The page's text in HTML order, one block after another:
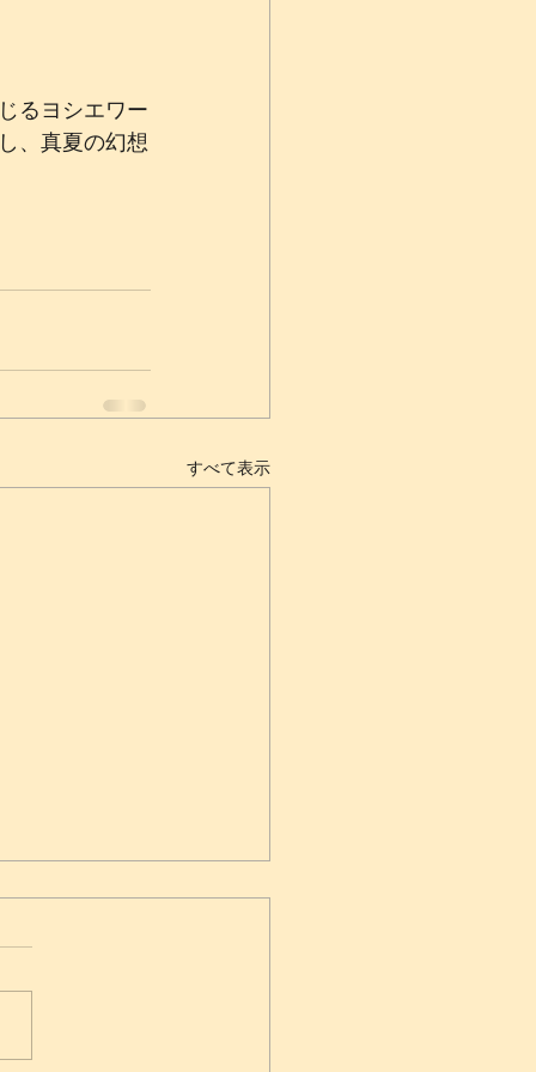
るヨシエワー
、真夏の幻想
すべて表示